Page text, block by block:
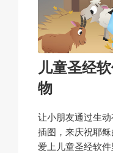
儿童圣经
物
让小朋友通过生
插图，来庆祝耶
爱上儿童圣经软